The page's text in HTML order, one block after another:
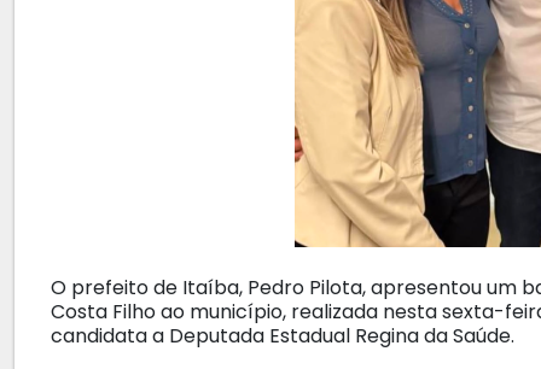
O prefeito de Itaíba, Pedro Pilota, apresentou um
Costa Filho ao município, realizada nesta sexta-
candidata a Deputada Estadual Regina da Saúde.